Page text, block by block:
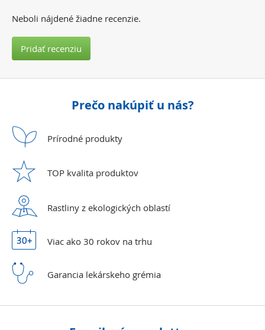
Neboli nájdené žiadne recenzie.
Pridať recenziu
Prečo nakúpiť u nás?
Prírodné produkty
TOP kvalita produktov
Rastliny z ekologických oblastí
Viac ako 30 rokov na trhu
Garancia lekárskeho grémia